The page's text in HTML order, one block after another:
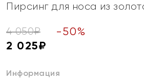
Пирсинг для носа из
4 050₽ -50%
2 025₽
Информация